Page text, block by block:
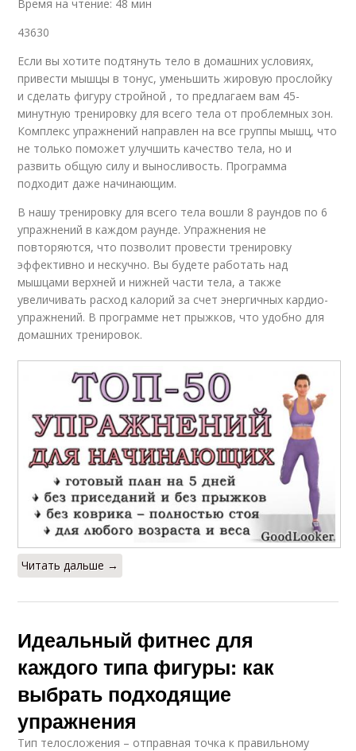
Время на чтение: 48 мин
43630
Если вы хотите подтянуть тело в домашних условиях,
привести мышцы в тонус, уменьшить жировую прослойку
и сделать фигуру стройной , то предлагаем вам 45-
минутную тренировку для всего тела от проблемных зон.
Комплекс упражнений направлен на все группы мышц, что
не только поможет улучшить качество тела, но и
развить общую силу и выносливость. Программа
подходит даже начинающим.
В нашу тренировку для всего тела вошли 8 раундов по 6
упражнений в каждом раунде. Упражнения не
повторяются, что позволит провести тренировку
эффективно и нескучно. Вы будете работать над
мышцами верхней и нижней части тела, а также
увеличивать расход калорий за счет энергичных кардио-
упражнений. В программе нет прыжков, что удобно для
домашних тренировок.
Читать дальше →
Идеальный фитнес для
каждого типа фигуры: как
выбрать подходящие
упражнения
Тип телосложения – отправная точка к правильному